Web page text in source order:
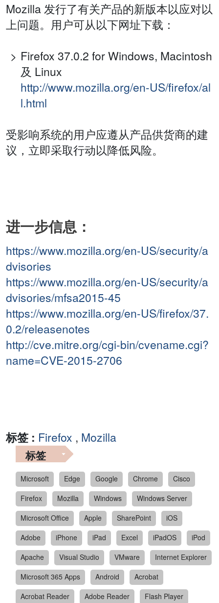
Mozilla 发行了有关产品的新版本以应对以
上问题。用户可从以下网址下载：
Firefox 37.0.2 for Windows, Macintosh
及 Linux
http://www.mozilla.org/en-US/firefox/al
l.html
受影响系统的用户应遵从产品供货商的建
议，立即采取行动以降低风险。
进一步信息：
https://www.mozilla.org/en-US/security/a
dvisories
https://www.mozilla.org/en-US/security/a
dvisories/mfsa2015-45
https://www.mozilla.org/en-US/firefox/37.
0.2/releasenotes
http://cve.mitre.org/cgi-bin/cvename.cgi?
name=CVE-2015-2706
标签 : Firefox , Mozilla
标签
Microsoft Edge Google Chrome
Cisco
Firefox
Mozilla Windows
Windows Server
Microsoft Office
Apple SharePoint
iOS
Adobe
iPhone iPad Excel iPadOS
iPod
Apache
Visual Studio VMware
Internet Explorer
Microsoft 365 Apps
Android
Acrobat
Acrobat Reader
Adobe Reader
Flash Player